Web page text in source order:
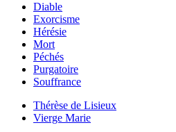
Diable
Exorcisme
Hérésie
Mort
Péchés
Purgatoire
Souffrance
Thérèse de Lisieux
Vierge Marie